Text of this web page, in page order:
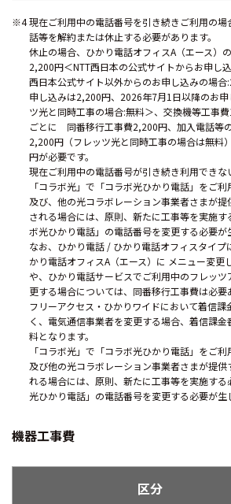
※4 現在ご利用中の電話番号を引き続きご利用の場
話等を解約または休止する必要があります。
休止の場合、ひかり電話オフィスA（エース）
2,200円＜NTT西日本の公式サイトからお申し
西日本公式サイト以外からのお申し込みの場
申し込みは2,200円、2026年7月1日以降のお
ツ光と同時工事の場合:無料＞、交換機等工事
ごとに 同番移行工事費2,200円、加入電話等
2,200円（フレッツ光と同時工事の場合は無料
円が必要です。
現在ご利用中の電話番号が引き続き利用できな
「コラボ光」で「コラボ光ひかり電話」をご利
及び、他の光コラボレーション事業者さまが
される場合には、原則、新たに工事等を実施
ボ光ひかり電話」の電話番号を変更する必要が
なお、ひかり電話 / ひかり電話オフィスタイプ
かり電話オフィスA（エース）に メニュー変更
や、ひかり電話サービスでご利用中のフレッ
更する場合については、同番移行工事費は必要
フリーアクセス・ひかりワイドにおいて着信
く、電気通信事業者を変更する場合、着信課
料となります。
「コラボ光」で「コラボ光ひかり電話」をご利
及び他の光コラボレーション事業者さまが提
れる場合には、原則、新たに工事等を実施す
光ひかり電話」の電話番号を変更する必要が生
機器工事費
区分